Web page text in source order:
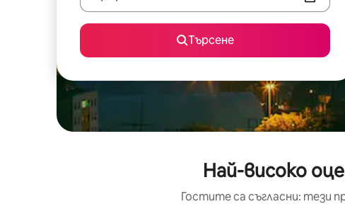
Търсене
Най-високо
Гостите са съгласни: тези